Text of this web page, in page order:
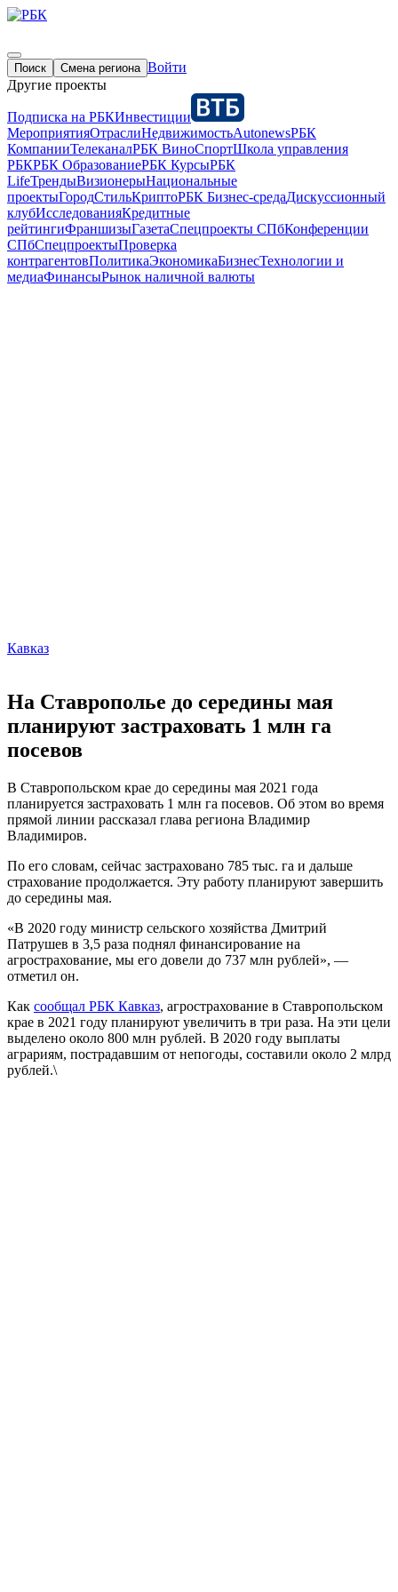
Поиск Смена региона Войти
Другие проекты
Подписка на РБКИнвестиции
МероприятияОтраслиНедвижимостьAutonewsРБК
КомпанииТелеканалРБК ВиноСпортШкола управления
РБКРБК ОбразованиеРБК КурсыРБК
LifeТрендыВизионерыНациональные
проектыГородСтильКриптоРБК Бизнес-средаДискуссионный
клубИсследованияКредитные
рейтингиФраншизыГазетаСпецпроекты СПбКонференции
СПбСпецпроектыПроверка
контрагентовПолитикаЭкономикаБизнесТехнологии и
медиаФинансыРынок наличной валюты
Кавказ
На Ставрополье до середины мая
планируют застраховать 1 млн га
посевов
В Ставропольском крае до середины мая 2021 года
планируется застраховать 1 млн га посевов. Об этом во время
прямой линии рассказал глава региона Владимир
Владимиров.
По его словам, сейчас застраховано 785 тыс. га и дальше
страхование продолжается. Эту работу планируют завершить
до середины мая.
«В 2020 году министр сельского хозяйства Дмитрий
Патрушев в 3,5 раза поднял финансирование на
агрострахование, мы его довели до 737 млн рублей», —
отметил он.
Как сообщал РБК Кавказ, агрострахование в Ставропольском
крае в 2021 году планируют увеличить в три раза. На эти цели
выделено около 800 млн рублей. В 2020 году выплаты
аграриям, пострадавшим от непогоды, составили около 2 млрд
рублей.\